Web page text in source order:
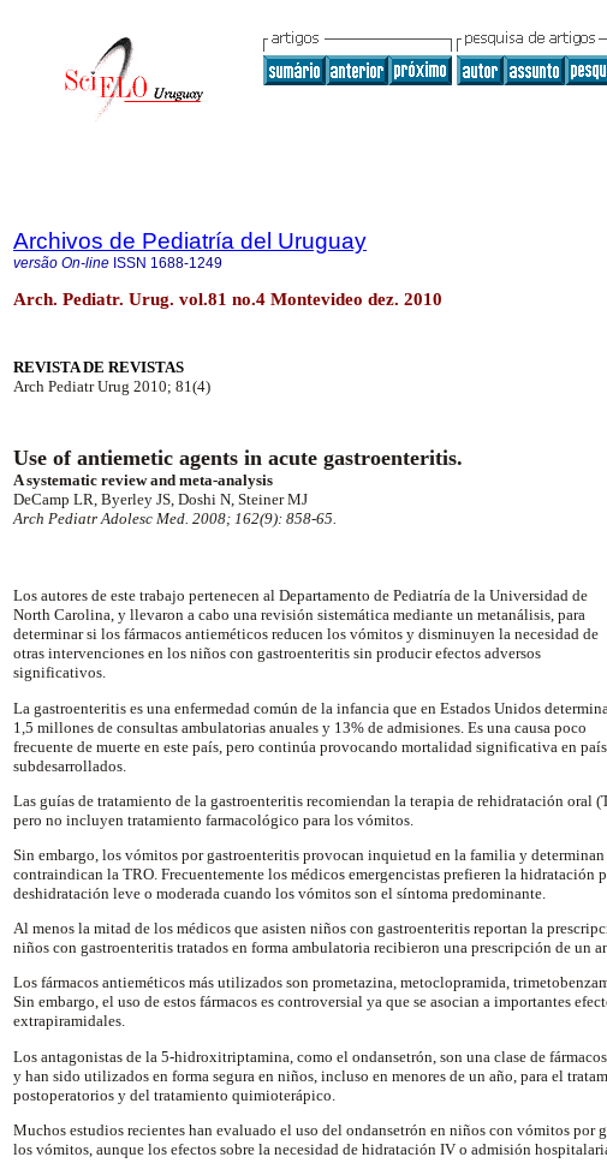
Archivos de Pediatría del Uruguay
versão On-line ISSN 1688-1249
Arch. Pediatr. Urug. vol.81 no.4 Montevideo dez. 2010
REVISTA DE REVISTAS
Arch Pediatr Urug 2010; 81(4)
Use of antiemetic agents in acute gastroenteritis.
A systematic review and meta-analysis
DeCamp LR, Byerley JS, Doshi N, Steiner MJ
Arch Pediatr Adolesc Med. 2008; 162(9): 858-65.
Los autores de este trabajo pertenecen al Departamento de Pediatría de la Universidad de
North Carolina, y llevaron a cabo una revisión sistemática mediante un metanálisis, para
determinar si los fármacos antieméticos reducen los vómitos y disminuyen la necesidad de
otras intervenciones en los niños con gastroenteritis sin producir efectos adversos
significativos.
La gastroenteritis es una enfermedad común de la infancia que en Estados Unidos determina
1,5 millones de consultas ambulatorias anuales y 13% de admisiones. Es una causa poco
frecuente de muerte en este país, pero continúa provocando mortalidad significativa en
subdesarrollados.
Las guías de tratamiento de la gastroenteritis recomiendan la terapia de rehidratación oral
pero no incluyen tratamiento farmacológico para los vómitos.
Sin embargo, los vómitos por gastroenteritis provocan inquietud en la familia y
contraindican la TRO. Frecuentemente los médicos emergencistas prefieren la hidratación
deshidratación leve o moderada cuando los vómitos son el síntoma predominante.
Al menos la mitad de los médicos que asisten niños con gastroenteritis reportan la
niños con gastroenteritis tratados en forma ambulatoria recibieron una prescripción de un
Los fármacos antieméticos más utilizados son prometazina, metoclopramida,
Sin embargo, el uso de estos fármacos es controversial ya que se asocian a importantes
extrapiramidales.
Los antagonistas de la 5-hidroxitriptamina, como el ondansetrón, son una clase de
y han sido utilizados en forma segura en niños, incluso en menores de un año, para el
postoperatorios y del tratamiento quimioterápico.
Muchos estudios recientes han evaluado el uso del ondansetrón en niños con vómitos
los vómitos, aunque los efectos sobre la necesidad de hidratación IV o admisión